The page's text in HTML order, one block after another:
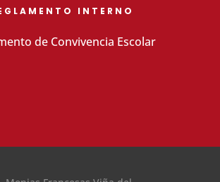
INTERNO
de Convivencia Escolar